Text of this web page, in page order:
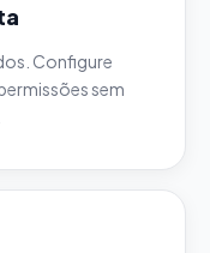
Configure
sem